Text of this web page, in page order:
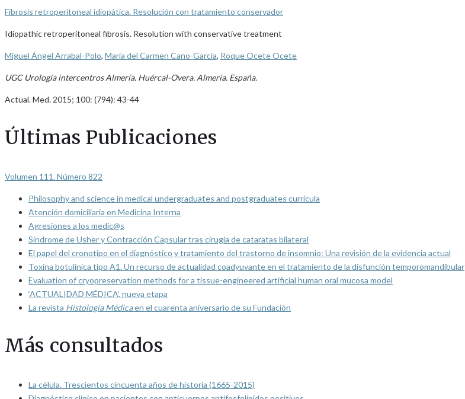
Fibrosis retroperitoneal idiopática. Resolución con tratamiento conservador
Idiopathic retroperitoneal fibrosis. Resolution with conservative treatment
Miguel Ángel Arrabal-Polo, María del Carmen Cano-García, Roque Ocete Ocete
UGC Urología intercentros Almería. Huércal-Overa. Almería. España.
Actual. Med. 2015; 100: (794): 43-44
Últimas Publicaciones
Volumen 111. Número 822
Philosophy and science in medical undergraduates and postgraduates curricula
Atención domiciliaria en Medicina Interna
Agresiones a los medic@s
Síndrome de Usher y Contracción Capsular tras cirugía de cataratas bilateral
El papel del cronotipo en el diagnóstico y tratamiento del trastorno de insomnio: Una revisión de la evidencia actual
Toxina botulínica tipo A1. Un recurso de actualidad coadyuvante en el tratamiento de la disfunción temporomandibular
Evaluation of cryopreservation methods for a tissue-engineered artificial human oral mucosa model
‘ACTUALIDAD MÉDICA’, nueva etapa
La revista Histología Médicaen el cuarenta aniversario de su Fundación
Más consultados
La célula. Trescientos cincuenta años de historia (1665-2015)